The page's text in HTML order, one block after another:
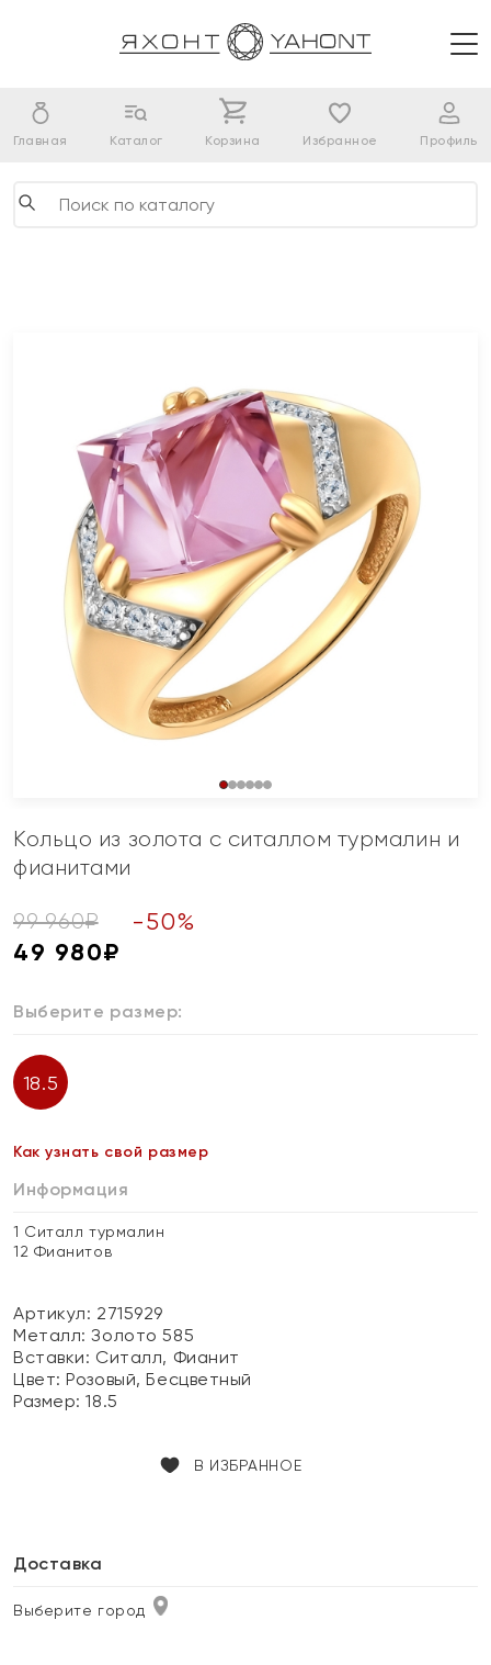
Главная Каталог Корзина Избранное Профиль
Кольцо из золота с ситаллом турмалин и
фианитами
99 960₽ -50%
49 980₽
Выберите размер:
18.5
Как узнать свой размер
Информация
1 Ситалл турмалин
12 Фианитов
Артикул: 2715929
Металл:Золото 585
Вставки: Ситалл, Фианит
Цвет:Розовый, Бесцветный
Размер:18.5
В ИЗБРАННОЕ
Доставка
Выберите город